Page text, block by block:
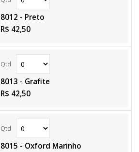
8012 - Preto
R$ 42,50
8013 - Grafite
R$ 42,50
8015 - Oxford Marinho